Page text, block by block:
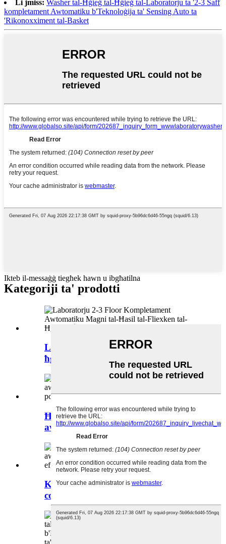
Li jmiss: Washer tal-Ħġieġ tal-Ħġieġ tal-Laboratorju ta '2-3 Saff
kompletament Awtomatiku b'Teknoloġija ta' Sensing Auto ta
'Rikonoxximent tal-Basket
Ikteb il-messaġġ tiegħek hawn u ibgħatilna
Kategoriji ta' prodotti
Laboratorju 2-3 Floor Flixkun tal-
ħġieġ kompletament awtomatiku...
Ħġieġ tal-laboratorju għal kollox
awtomatiku li fih innifsu...
Kwalità għolja u kost-effettiva self-
contained...